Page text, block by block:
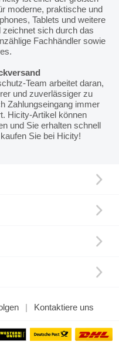
moderne, praktische und
Tablets und weitere
zeichnet sich durch das
Fachhändler sowie
Team arbeitet daran,
und zuverlässiger zu
Zahlungseingang immer
Hicity-Artikel können
und Sie erhalten schnell
Sie bei Hicity!
Kontaktiere uns